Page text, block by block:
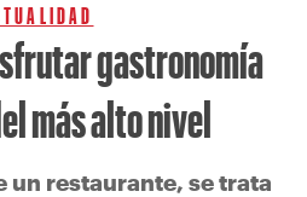
gastronomía
más alto nivel
un restaurante, se trata